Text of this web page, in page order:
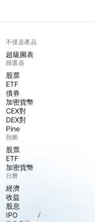
不僅是產品
超級圖表
篩選器
股票
ETF
債券
加密貨幣
CEX對
DEX對
Pine
熱圖
股票
ETF
加密貨幣
日曆
經濟
收益
股息
IPO